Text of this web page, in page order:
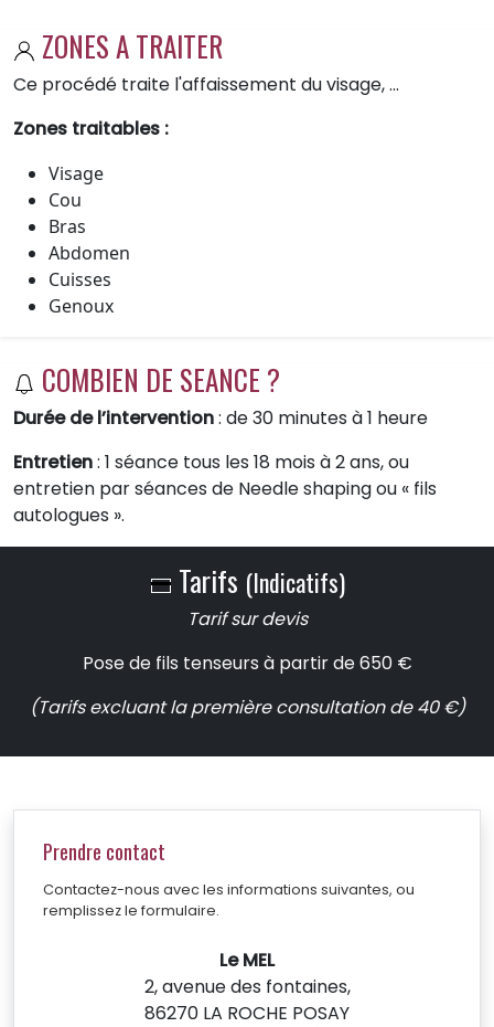
ZONES A TRAITER
Ce procédé traite l'affaissement du visage, ...
Zones traitables :
Visage
Cou
Bras
Abdomen
Cuisses
Genoux
COMBIEN DE SEANCE ?
Durée de l’intervention: de 30 minutes à 1 heure
Entretien: 1 séance tous les 18 mois à 2 ans, ou
entretien par séances de Needle shaping ou « fils
autologues ».
Tarifs (Indicatifs)
Tarif sur devis
Pose de fils tenseurs à partir de 650 €
(Tarifs excluant la première consultation de 40 €)
Prendre contact
Contactez-nous avec les informations suivantes, ou
remplissez le formulaire.
Le MEL
2, avenue des fontaines,
86270 LA ROCHE POSAY